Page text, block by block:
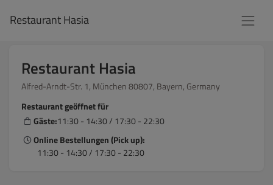
Restaurant Hasia
Restaurant Hasia
Alfred-Arndt-Str. 1, München 80807, Bayern, Germany
Restaurant geöffnet für
Gäste:11:30 - 14:30 / 17:30 - 22:30
Online Bestellungen (Pick up):
11:30 - 14:30 / 17:30 - 22:30